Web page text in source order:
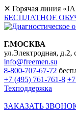
✕ Горячая линия
БЕСПЛАТНОЕ
Г.МОСКВА
ул.Электродная, д.2,
info@freemen.su
8-800-707-67-72
+7 (495) 761-761-8
Техподдержка
ЗАКАЗАТЬ